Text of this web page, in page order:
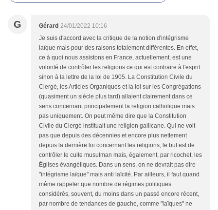
G Gérard 24/01/2022 10:16
Je suis d'accord avec la critique de la notion d'intégrisme
laïque mais pour des raisons totalement différentes. En effet,
ce à quoi nous assistons en France, actuellement, est une
volonté de contrôler les religions ce qui est contraire à l'esprit
sinon à la lettre de la loi de 1905. La Constitution Civile du
Clergé, les Articles Organiques et la loi sur les Congrégations
(quasiment un siècle plus tard) allaient clairement dans ce
sens concernant principalement la religion catholique mais
pas uniquement. On peut même dire que la Constitution
Civile du Clergé instituait une religion gallicane. Qui ne voit
pas que depuis des décennies et encore plus nettement
depuis la dernière loi concernant les religions, le but est de
contrôler le culte musulman mais, également, par ricochet, les
Églises évangéliques. Dans un sens, on ne devrait pas dire
"intégrisme laïque" mais anti laïcité. Par ailleurs, il faut quand
même rappeler que nombre de régimes politiques
considérés, souvent, du moins dans un passé encore récent,
par nombre de tendances de gauche, comme "laïques" ne